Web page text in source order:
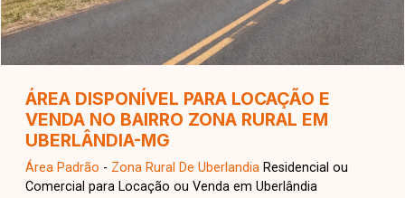
ÁREA DISPONÍVEL PARA LOCAÇÃO E
VENDA NO BAIRRO ZONA RURAL EM
UBERLÂNDIA-MG
Área Padrão - Zona Rural De Uberlandia Residencial ou
Comercial para Locação ou Venda em Uberlândia